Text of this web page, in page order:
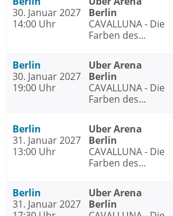
30. Januar 2027
14:00 Uhr
Berlin
CAVALLUNA - Die
Farben des
Berlin
30. Januar 2027
19:00 Uhr
Uber Arena
Berlin
CAVALLUNA - Die
Farben des
Berlin
31. Januar 2027
13:00 Uhr
Uber Arena
Berlin
CAVALLUNA - Die
Farben des
Berlin
31. Januar 2027
Uber Arena
Berlin